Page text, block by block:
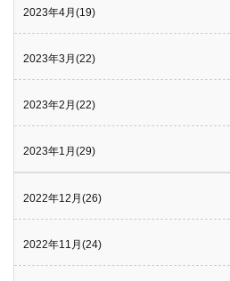
2023年4月(19)
2023年3月(22)
2023年2月(22)
2023年1月(29)
2022年12月(26)
2022年11月(24)